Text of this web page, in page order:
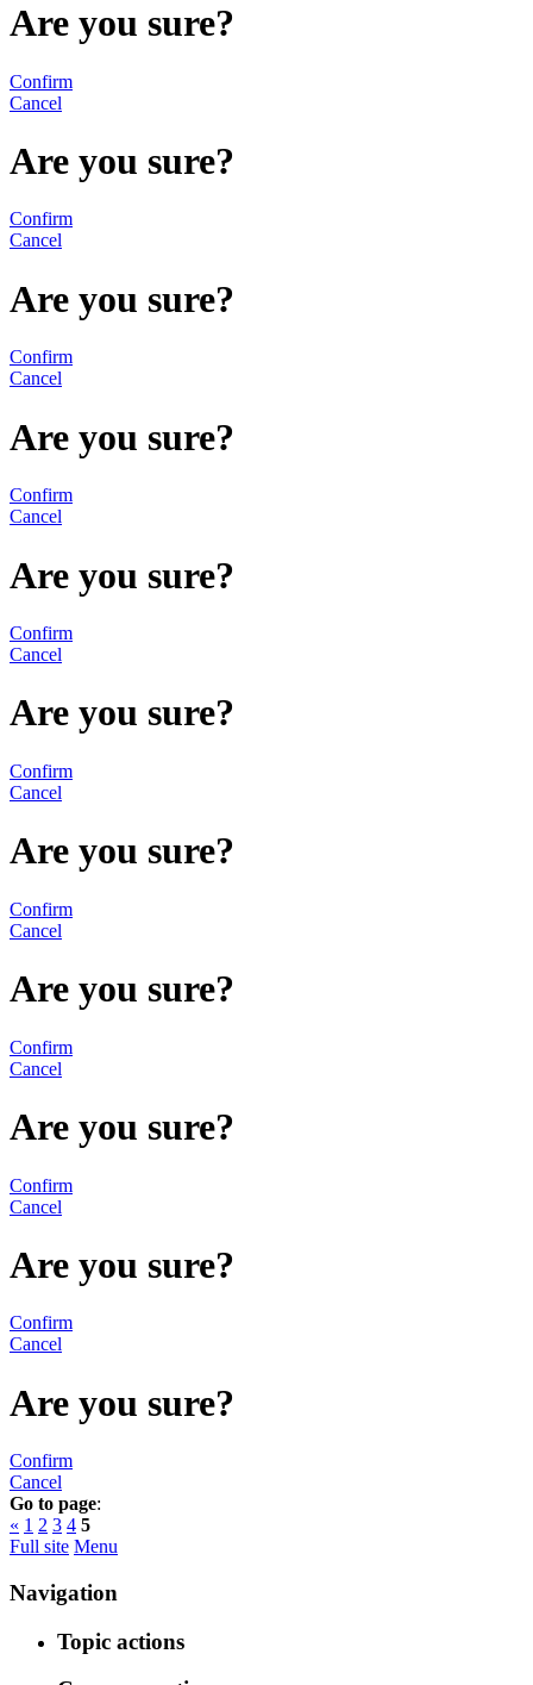
Are you sure?
Confirm
Cancel
Are you sure?
Confirm
Cancel
Are you sure?
Confirm
Cancel
Are you sure?
Confirm
Cancel
Are you sure?
Confirm
Cancel
Are you sure?
Confirm
Cancel
Are you sure?
Confirm
Cancel
Are you sure?
Confirm
Cancel
Are you sure?
Confirm
Cancel
Are you sure?
Confirm
Cancel
Are you sure?
Confirm
Cancel
Go to page:
« 1 2 3 4 5
Full site Menu
Navigation
Topic actions